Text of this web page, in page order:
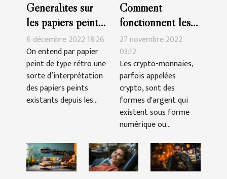
Généralités sur
les papiers peints
de type rétro
6 décembre 2022 18:26
On entend par papier
peint de type rétro une
sorte d’interprétation
des papiers peints
existants depuis les...
Comment
fonctionnent les
crypto-monnaies ?
27 novembre 2022
03:12
Les crypto-monnaies,
parfois appelées
crypto, sont des
formes d'argent qui
existent sous forme
numérique ou...